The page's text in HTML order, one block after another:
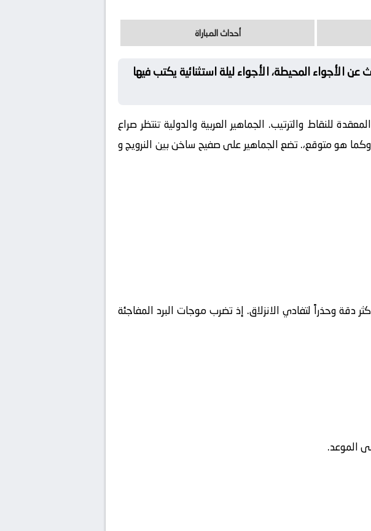
أحداث المباراة
الأجواء المحيطة، الأجواء ليلة استثنائية يكتب فيها
للنقاط والترتيب. الجماهير العربية والدولية تنتظر صراع
هو متوقع،. تضع الجماهير على صفيح ساخن بين النرويج و
دقة وحذراً لتفادي الانزلاق. إذ تضرب موجات البرد المفاجئة
الموعد.